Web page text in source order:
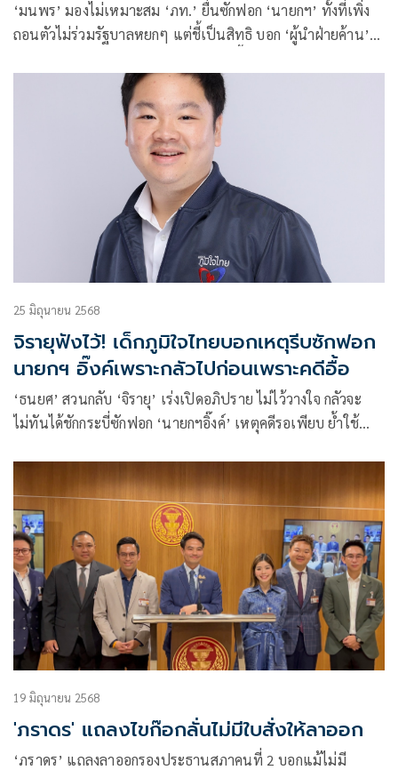
‘มนพร’ มองไม่เหมาะสม ‘ภท.’ ยื่นซักฟอก ‘นายกฯ’ ทั้งที่เพิ่ง
ถอนตัวไม่ร่วมรัฐบาลหยกๆ แต่ชี้เป็นสิทธิ บอก ‘ผู้นำฝ่ายค้าน’
25 มิถุนายน 2568
จิรายุฟังไว้! เด็กภูมิใจไทยบอกเหตุรีบซักฟอก
นายกฯ อิ๊งค์เพราะกลัวไปก่อนเพราะคดีอื้อ
‘ธนยศ’ สวนกลับ ‘จิรายุ’ เร่งเปิดอภิปราย ไม่ไว้วางใจ กลัวจะ
ไม่ทันได้ชักกระบี่ซักฟอก ‘นายกฯอิ๊งค์’ เหตุคดีรอเพียบ ย้ำใช้
19 มิถุนายน 2568
'ภราดร' แถลงไขก๊อกลั่นไม่มีใบสั่งให้ลาออก
‘ภราดร’ แถลงลาออกรองประธานสภาคนที่ 2 บอกแม้ไม่มี